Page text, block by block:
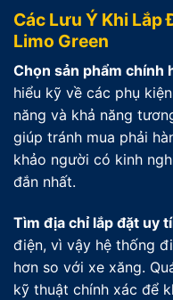
Các Lưu Ý Khi Lắp
Limo Green
Chọn sản phẩm chính
hiểu kỹ về các phụ
năng và khả năng
giúp tránh mua phải
khảo người có kinh
đắn nhất.
Tìm địa chỉ lắp đặt uy
điện, vì vậy hệ thống
hơn so với xe xăng.
kỹ thuật chính xác để